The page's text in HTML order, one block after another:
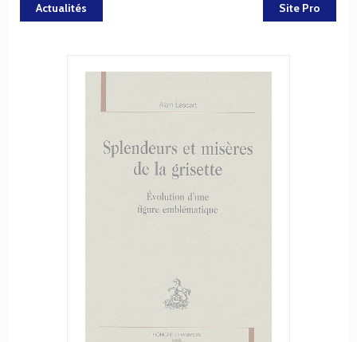
Actualités Site Pro